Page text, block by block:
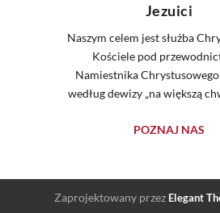
Jezuici
Naszym celem jest służba
Kościele pod
Namiestnika
według dewizy „na większą
POZNAJ NAS
Zaprojektowany przez Elegant